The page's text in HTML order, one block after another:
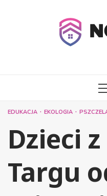
EDUKACJA EKOLOGIA
Dzieci
Targu